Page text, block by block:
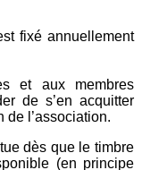
fixé annuellement
et aux membres
de s’en acquitter
de l’association.
dès que le timbre
(en principe